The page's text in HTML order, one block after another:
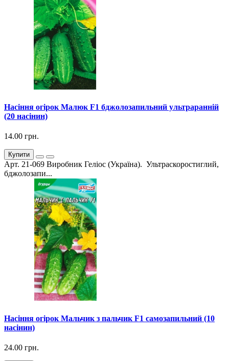
Насіння огірок Малюк F1 бджолозапильний ультраранній
(20 насінин)
14.00 грн.
Купити
Арт. 21-069 Виробник Геліос (Україна). Ультраскоростиглий,
бджолозапи...
Насіння огірок Мальчик з пальчик F1 самозапильний (10
насінин)
24.00 грн.